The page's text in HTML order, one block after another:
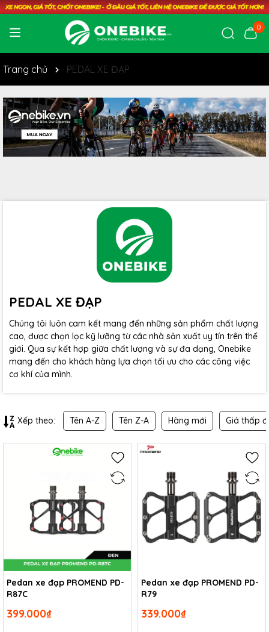
0
Trang chủ PEDAL XE ĐẠP
PEDAL XE ĐẠP
Chúng tôi luôn cam kết mang đến những sản phẩm chất lượng
cao, được chọn lọc kỹ lưỡng từ các nhà sản xuất uy tín trên thế
giới. Qua sự kết hợp giữa chất lượng và sự đa dạng, Onebike
mang đến cho khách hàng lựa chọn tối ưu cho các công việc
cơ khí của mình.
Xếp theo: Tên A-Z Tên Z-A Hàng mới Giá thấp
Pedan xe đạp PROMEND PD-
R87C
399.000₫
Pedan xe đạp PROMEND PD-
R79
339.000₫